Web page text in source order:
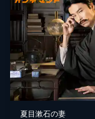
山
デ
ベ
市
夏目漱石の妻